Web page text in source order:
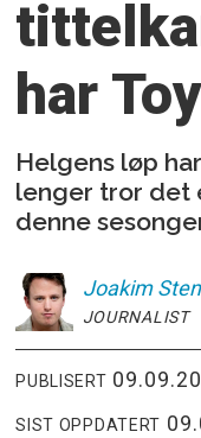
har
Helgens løp
lenger tror det
denne
Joakim
JOURNALIST
PUBLISERT
SIST OPPDATERT